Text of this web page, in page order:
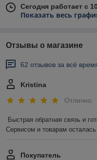
Сегодня работает с
Показать весь
Отзывы о магазине
62 отзывов за всё
Kristina
Отлично
Быстрая обратная связь и
Сервисом и товарам
Покупатель